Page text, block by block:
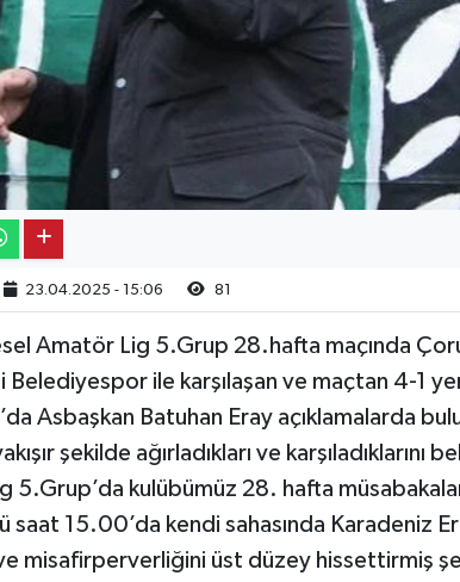
23.04.2025 - 15:06 81
Amatör Lig 5.Grup 28.hafta maçında
Belediyespor ile karşılaşan ve maçtan 4-1
Asbaşkan Batuhan Eray açıklamalarda
şekilde ağırladıkları ve karşıladıklarını
5.Grup’da kulübümüz 28. hafta
saat 15.00’da kendi sahasında Karadeniz
ve misafirperverliğini üst düzey hissettirmiş